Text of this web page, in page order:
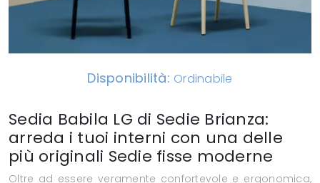
Disponibilità: Ordinabile
Sedia Babila LG di Sedie Brianza:
arreda i tuoi interni con una delle
più originali Sedie fisse moderne
Oltre ad essere veramente confortevole e ergonomica,